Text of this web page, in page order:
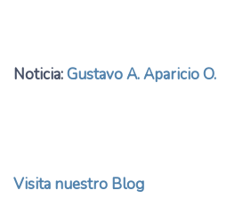
Noticia:Gustavo A. Aparicio O.
Visita nuestro Blog